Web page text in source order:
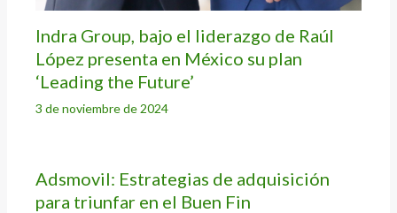
Indra Group, bajo el liderazgo de Raúl
López presenta en México su plan
‘Leading the Future’
3 de noviembre de 2024
Adsmovil: Estrategias de adquisición
para triunfar en el Buen Fin